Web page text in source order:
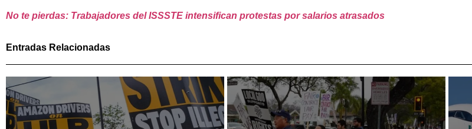
No te pierdas: Trabajadores del ISSSTE intensifican protestas por salarios atrasados
Entradas Relacionadas